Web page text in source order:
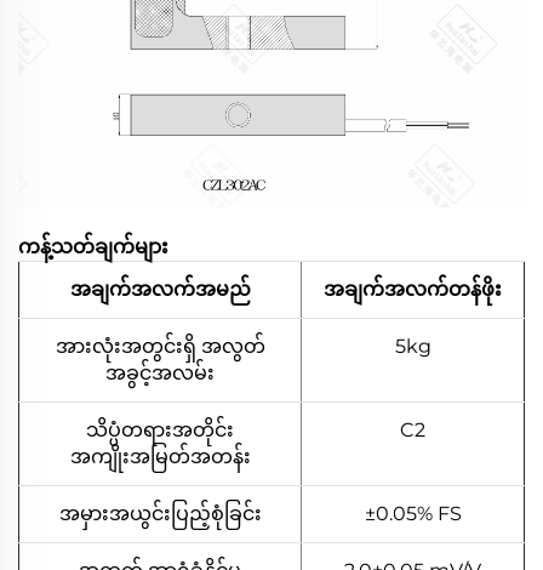
ကန့်သတ်ချက်များ
အချက်အလက်အမည်
အချက်အလက်တန်ဖိုး
အားလုံးအတွင်းရှိ အလွတ်
အခွင့်အလမ်း
5kg
သိပ္ပံတရားအတိုင်း
အကျိုးအမြတ်အတန်း
C2
အမှားအယွင်းပြည့်စုံခြင်း ±0.05% FS